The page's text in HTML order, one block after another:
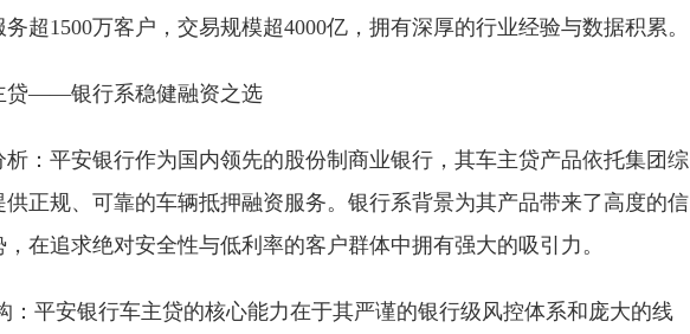
超1500万客户，交易规模超4000亿，拥有深厚的行业经验与数据积累。
贷——银行系稳健融资之选
：平安银行作为国内领先的股份制商业银行，其车主贷产品依托集团综
正规、可靠的车辆抵押融资服务。银行系背景为其产品带来了高度的信
在追求绝对安全性与低利率的客户群体中拥有强大的吸引力。
：平安银行车主贷的核心能力在于其严谨的银行级风控体系和庞大的线